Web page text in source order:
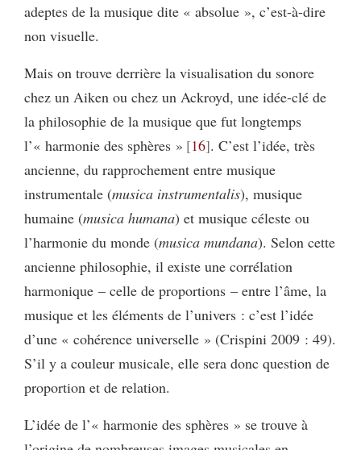
adeptes de la musique dite « absolue », c’est-à-dire
non visuelle.
Mais on trouve derrière la visualisation du sonore
chez un Aiken ou chez un Ackroyd, une idée-clé de
la philosophie de la musique que fut longtemps
l’« harmonie des sphères » 16 . C’est l’idée, très
ancienne, du rapprochement entre musique
instrumentale (musica instrumentalis), musique
humaine (musica humana) et musique céleste ou
l’harmonie du monde (musica mundana). Selon cette
ancienne philosophie, il existe une corrélation
harmonique – celle de proportions – entre l’âme, la
musique et les éléments de l’univers : c’est l’idée
d’une « cohérence universelle » (Crispini 2009 : 49).
S’il y a couleur musicale, elle sera donc question de
proportion et de relation.
L’idée de l’« harmonie des sphères » se trouve à